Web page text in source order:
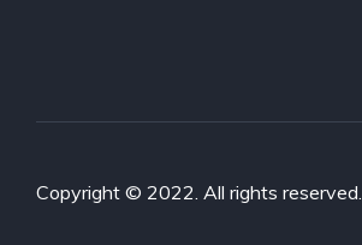
Copyright © 2022. All rights reserved.